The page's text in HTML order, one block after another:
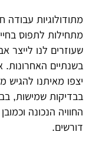
מתחילות לתפוס
שעוזרים לנו לייצר
בשנתיים האחרונות.
יצפו מאיתנו להגיש
בבדיקות שמישות,
החוויה הנכונה
דורשים.